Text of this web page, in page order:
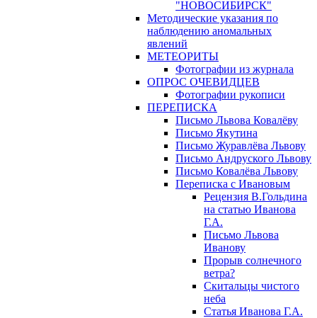
"НОВОСИБИРСК"
Методические указания по
наблюдению аномальных
явлений
МЕТЕОРИТЫ
Фотографии из журнала
ОПРОС ОЧЕВИДЦЕВ
Фотографии рукописи
ПЕРЕПИСКА
Письмо Львова Ковалёву
Письмо Якутина
Письмо Журавлёва Львову
Письмо Андруского Львову
Письмо Ковалёва Львову
Переписка с Ивановым
Рецензия В.Гольдина
на статью Иванова
Г.А.
Письмо Львова
Иванову
Прорыв солнечного
ветра?
Скитальцы чистого
неба
Статья Иванова Г.А.